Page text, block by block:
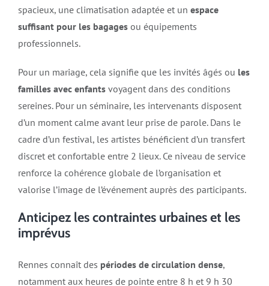
spacieux, une climatisation adaptée et un espace
suffisant pour les bagages ou équipements
professionnels.
Pour un mariage, cela signifie que les invités âgés ou les
familles avec enfants voyagent dans des conditions
sereines. Pour un séminaire, les intervenants disposent
d’un moment calme avant leur prise de parole. Dans le
cadre d’un festival, les artistes bénéficient d’un transfert
discret et confortable entre 2 lieux. Ce niveau de service
renforce la cohérence globale de l’organisation et
valorise l’image de l’événement auprès des participants.
Anticipez les contraintes urbaines et les
imprévus
Rennes connaît des périodes de circulation dense,
notamment aux heures de pointe entre 8 h et 9 h 30